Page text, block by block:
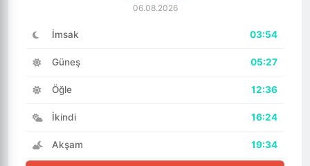
06.08.2026
İmsak 03:54
Güneş 05:27
Öğle 12:36
İkindi 16:24
Akşam 19:34